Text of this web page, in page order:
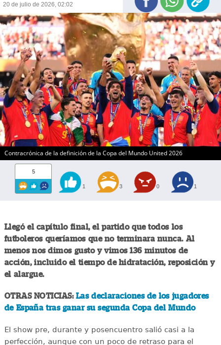
20 de julio de 2026, 02:02
Contracrónica de la definición de la Copa del Mundo United 2026
5
1 3 0 1
Llegó el capítulo final, el partido que todos los
futboleros queríamos que no terminara nunca. Al
menos nos dimos gusto y vimos 136 minutos de
acción, incluido el tiempo de hidratación, reposición y
el alargue.
OTRAS NOTICIAS: Las declaraciones de los jugadores
de España tras ganar su segunda Copa del Mundo
El show pre, durante y posencuentro salió casi a la
perfección, aunque con un poco de retraso para el